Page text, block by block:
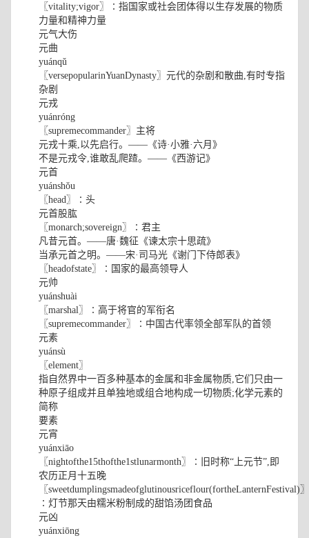
〖vitality;vigor〗∶指国家或社会团体得以生存发展的物质
力量和精神力量
元气大伤
元曲
yuánqǔ
〖versepopularinYuanDynasty〗元代的杂剧和散曲,有时专指
杂剧
元戎
yuánróng
〖supremecommander〗主将
元戎十乘,以先启行。——《诗·小雅·六月》
不是元戎令,谁敢乱爬蹅。——《西游记》
元首
yuánshǒu
〖head〗∶头
元首股肱
〖monarch;sovereign〗∶君主
凡昔元首。——唐·魏征《谏太宗十思疏》
当承元首之明。——宋·司马光《谢门下侍郎表》
〖headofstate〗∶国家的最高领导人
元帅
yuánshuài
〖marshal〗∶高于将官的军衔名
〖supremecommander〗∶中国古代率领全部军队的首领
元素
yuánsù
〖element〗
指自然界中一百多种基本的金属和非金属物质,它们只由一
种原子组成并且单独地或组合地构成一切物质;化学元素的
简称
要素
元宵
yuánxiāo
〖nightofthe15thofthe1stlunarmonth〗∶旧时称“上元节”,即
农历正月十五晚
〖sweetdumplingsmadeofglutinousriceflour(fortheLanternFestival)〗
∶灯节那天由糯米粉制成的甜馅汤团食品
元凶
yuánxiōng